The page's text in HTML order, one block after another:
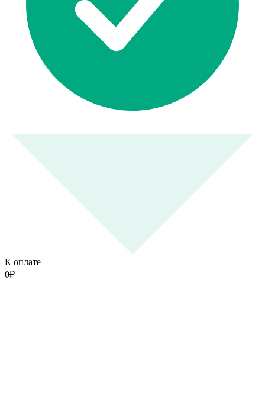
К оплате
0₽